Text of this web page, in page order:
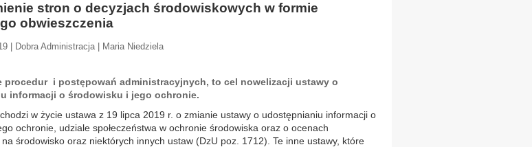
stron o decyzjach środowiskowych w formie
obwieszczenia
| Dobra Administracja | Maria Niedziela
procedur i postępowań administracyjnych, to cel nowelizacji ustawy o
informacji o środowisku i jego ochronie.
w życie ustawa z 19 lipca 2019 r. o zmianie ustawy o udostępnianiu informacji o
ochronie, udziale społeczeństwa w ochronie środowiska oraz o ocenach
na środowisko oraz niektórych innych ustaw (DzU poz. 1712). Te inne ustawy, które